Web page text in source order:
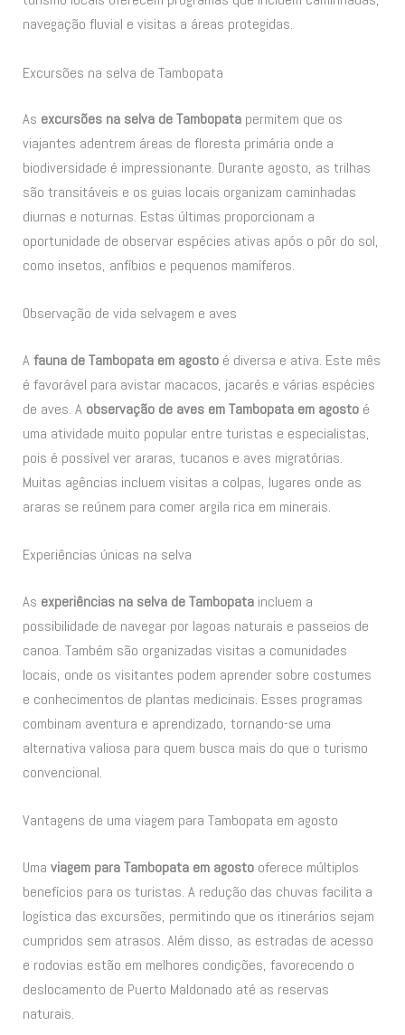
navegação fluvial e visitas a áreas protegidas.
Excursões na selva de Tambopata
As excursões na selva de Tambopata permitem que os
viajantes adentrem áreas de floresta primária onde a
biodiversidade é impressionante. Durante agosto, as trilhas
são transitáveis e os guias locais organizam caminhadas
diurnas e noturnas. Estas últimas proporcionam a
oportunidade de observar espécies ativas após o pôr do sol,
como insetos, anfíbios e pequenos mamíferos.
Observação de vida selvagem e aves
Afauna de Tambopata em agosto é diversa e ativa. Este mês
é favorável para avistar macacos, jacarés e várias espécies
de aves. A observação de aves em Tambopata em agosto é
uma atividade muito popular entre turistas e especialistas,
pois é possível ver araras, tucanos e aves migratórias.
Muitas agências incluem visitas a colpas, lugares onde as
araras se reúnem para comer argila rica em minerais.
Experiências únicas na selva
As experiências na selva de Tambopata incluem a
possibilidade de navegar por lagoas naturais e passeios de
canoa. Também são organizadas visitas a comunidades
locais, onde os visitantes podem aprender sobre costumes
e conhecimentos de plantas medicinais. Esses programas
combinam aventura e aprendizado, tornando-se uma
alternativa valiosa para quem busca mais do que o turismo
convencional.
Vantagens de uma viagem para Tambopata em agosto
Umaviagem para Tambopata em agosto oferece múltiplos
benefícios para os turistas. A redução das chuvas facilita a
logística das excursões, permitindo que os itinerários sejam
cumpridos sem atrasos. Além disso, as estradas de acesso
e rodovias estão em melhores condições, favorecendo o
deslocamento de Puerto Maldonado até as reservas
naturais.